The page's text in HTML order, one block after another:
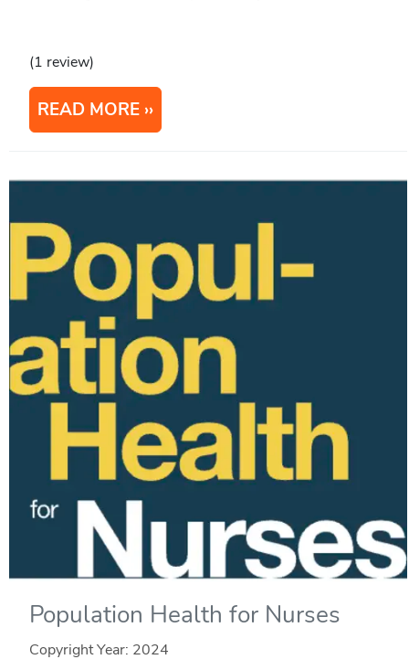
(1 review)
READ MORE
Population Health for Nurses
Copyright Year: 2024